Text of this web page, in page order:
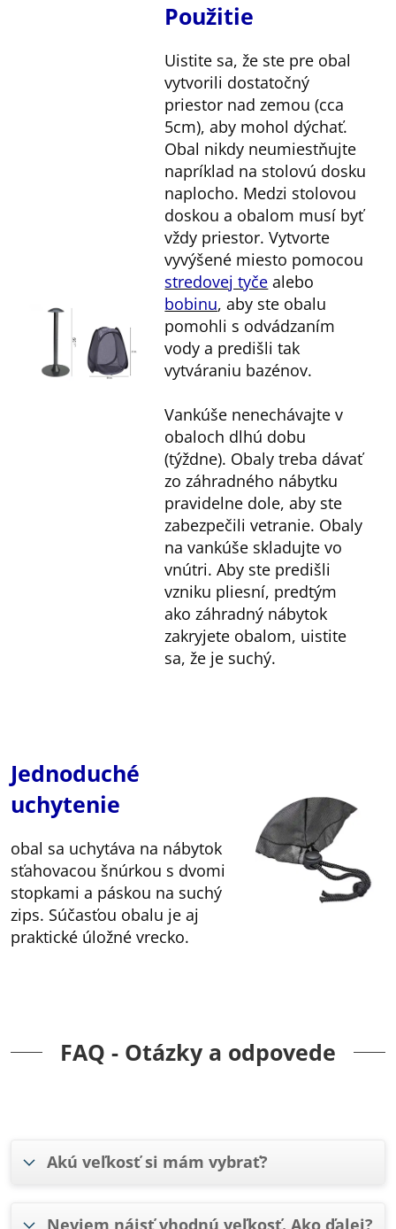
Použitie
Uistite sa, že ste pre obal
vytvorili dostatočný
priestor nad zemou (cca
5cm), aby mohol dýchať.
Obal nikdy neumiestňujte
napríklad na stolovú dosku
naplocho. Medzi stolovou
doskou a obalom musí byť
vždy priestor. Vytvorte
vyvýšené miesto pomocou
stredovej tyče alebo
bobinu, aby ste obalu
pomohli s odvádzaním
vody a predišli tak
vytváraniu bazénov.
Vankúše nenechávajte v
obaloch dlhú dobu
(týždne). Obaly treba dávať
zo záhradného nábytku
pravidelne dole, aby ste
zabezpečili vetranie. Obaly
na vankúše skladujte vo
vnútri. Aby ste predišli
vzniku pliesní, predtým
ako záhradný nábytok
zakryjete obalom, uistite
sa, že je suchý.
Jednoduché
uchytenie
obal sa uchytáva na nábytok
sťahovacou šnúrkou s dvomi
stopkami a páskou na suchý
zips. Súčasťou obalu je aj
praktické úložné vrecko.
FAQ - Otázky a odpovede
Akú veľkosť si mám vybrať?
Neviem nájsť vhodnú veľkosť. Ako ďalej?